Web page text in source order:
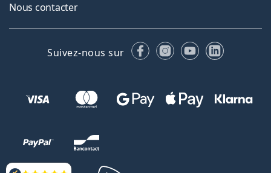
Nous contacter
Suivez-nous sur FacebookInstagram
YouTubeLinkedIn